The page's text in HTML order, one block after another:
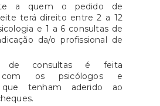
a quem o pedido de
terá direito entre 2 a 12
e 1 a 6 consultas de
da/o profissional de
de consultas é feita
com os psicólogos e
que tenham aderido ao